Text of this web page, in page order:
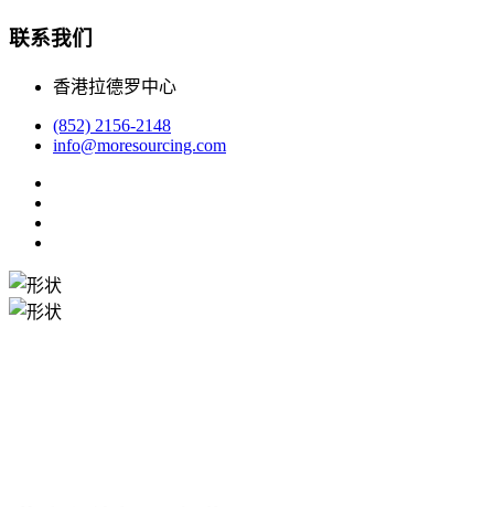
联系我们
香港拉德罗中心
(852) 2156-2148
info@moresourcing.com